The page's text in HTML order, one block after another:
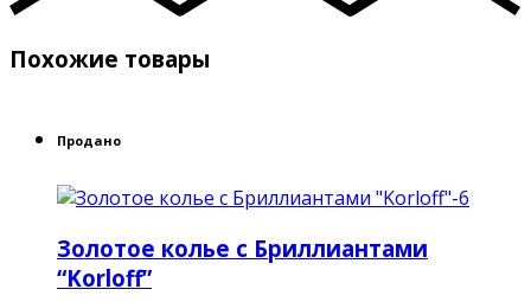
Похожие товары
Продано
Золотое колье с Бриллиантами
“Korloff”